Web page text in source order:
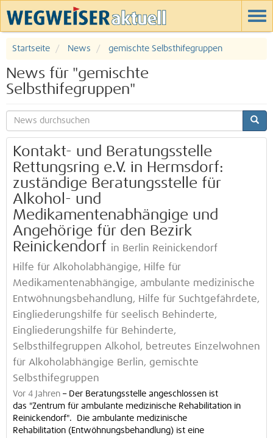
Startseite News gemischte Selbsthifegruppen
News für "gemischte
Selbsthifegruppen"
Kontakt- und Beratungsstelle
Rettungsring e.V. in Hermsdorf:
zuständige Beratungsstelle für
Alkohol- und
Medikamentenabhängige und
Angehörige für den Bezirk
Reinickendorf in Berlin Reinickendorf
Hilfe für Alkoholabhängige, Hilfe für
Medikamentenabhängige, ambulante medizinische
Entwöhnungsbehandlung, Hilfe für Suchtgefährdete,
Eingliederungshilfe für seelisch Behinderte,
Eingliederungshilfe für Behinderte,
Selbsthilfegruppen Alkohol, betreutes Einzelwohnen
für Alkoholabhängige Berlin, gemischte
Selbsthifegruppen
Vor 4 Jahren – Der Beratungsstelle angeschlossen ist
das "Zentrum für ambulante medizinische Rehabilitation in
Reinickendorf". Die ambulante medizinische
Rehabilitation (Entwöhnungsbehandlung) ist eine